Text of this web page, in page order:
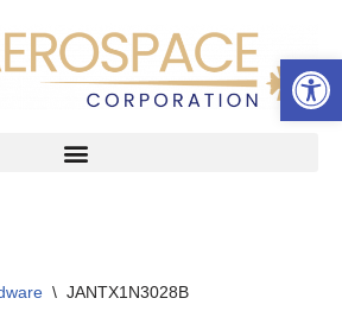
Abrir
\ JANTX1N3028B